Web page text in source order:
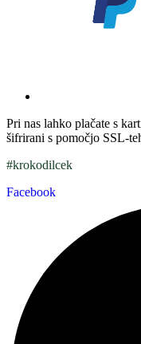
Pri nas lahko plačate s
šifrirani s pomočjo SSL-
#krokodilcek
Facebook